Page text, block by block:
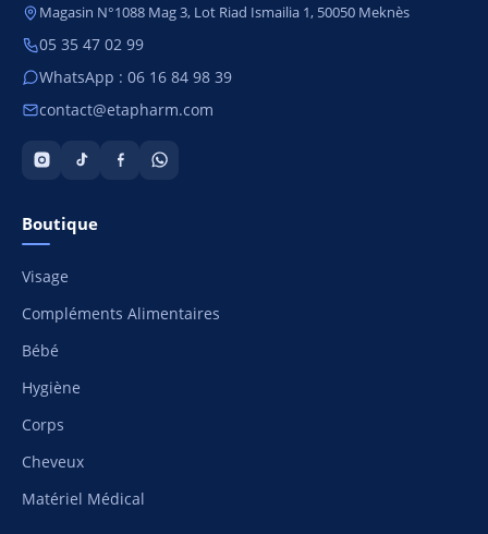
Magasin N°1088 Mag 3, Lot Riad Ismailia 1, 50050 Meknès
05 35 47 02 99
WhatsApp : 06 16 84 98 39
contact@etapharm.com
Boutique
Visage
Compléments Alimentaires
Bébé
Hygiène
Corps
Cheveux
Matériel Médical